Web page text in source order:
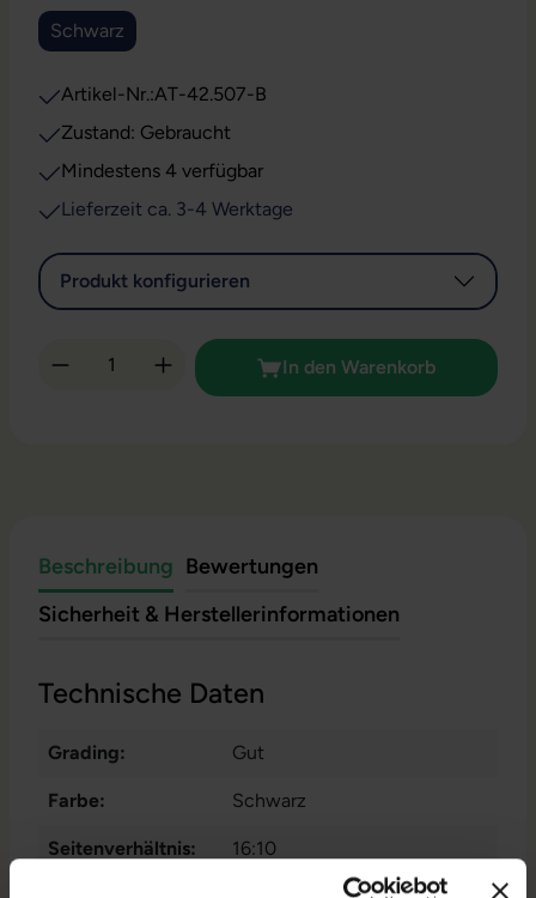
Schwarz
Artikel-Nr.:AT-42.507-B
Zustand: Gebraucht
Mindestens 4 verfügbar
Lieferzeit ca. 3-4 Werktage
Produkt konfigurieren
Produkt Anzahl: Gib den gewünschten
In den Warenkorb
Beschreibung Bewertungen
Sicherheit & Herstellerinformationen
Technische Daten
Grading: Gut
Farbe: Schwarz
Seitenverhältnis: 16:10